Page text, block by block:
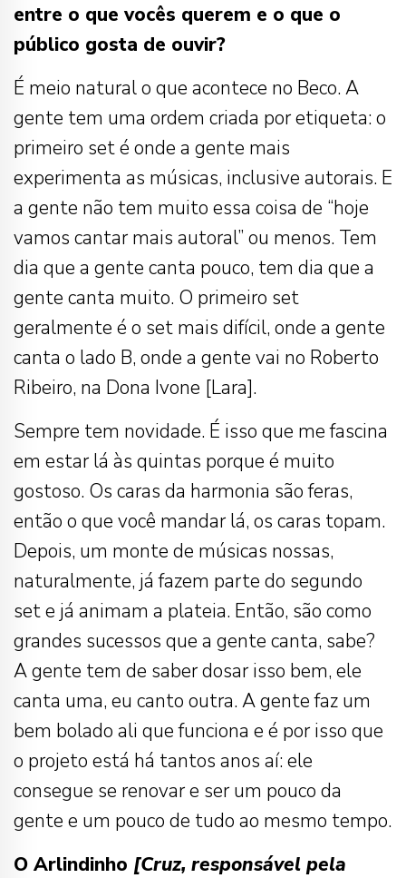
entre o que vocês querem e o que o
público gosta de ouvir?
É meio natural o que acontece no Beco. A
gente tem uma ordem criada por etiqueta: o
primeiro set é onde a gente mais
experimenta as músicas, inclusive autorais. E
a gente não tem muito essa coisa de “hoje
vamos cantar mais autoral” ou menos. Tem
dia que a gente canta pouco, tem dia que a
gente canta muito. O primeiro set
geralmente é o set mais difícil, onde a gente
canta o lado B, onde a gente vai no Roberto
Ribeiro, na Dona Ivone [Lara].
Sempre tem novidade. É isso que me fascina
em estar lá às quintas porque é muito
gostoso. Os caras da harmonia são feras,
então o que você mandar lá, os caras topam.
Depois, um monte de músicas nossas,
naturalmente, já fazem parte do segundo
set e já animam a plateia. Então, são como
grandes sucessos que a gente canta, sabe?
A gente tem de saber dosar isso bem, ele
canta uma, eu canto outra. A gente faz um
bem bolado ali que funciona e é por isso que
o projeto está há tantos anos aí: ele
consegue se renovar e ser um pouco da
gente e um pouco de tudo ao mesmo tempo.
O Arlindinho [Cruz, responsável pela